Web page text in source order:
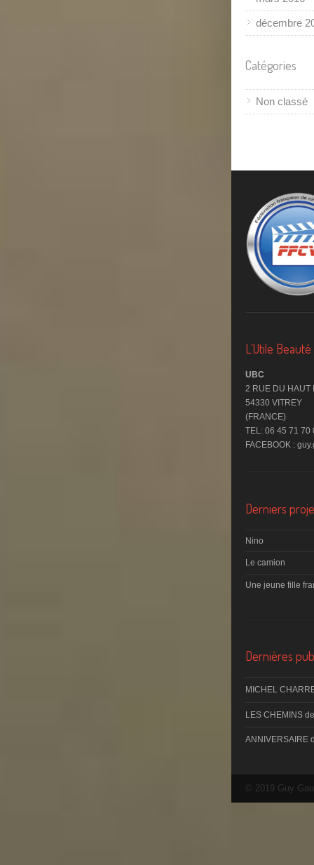
décembre
Catégories
Non classé
L’Utile
UBC
2 RUE DU HAUT
54330 VITREY
(FRANCE)
TEL: 06 45 71 70
FACEBOOK :
Derniers
Nino
Le camion
Une jeune fille
Dernières
MICHEL
LES CHEMINS
ANNIVERSAIRE
© 2019 Guy